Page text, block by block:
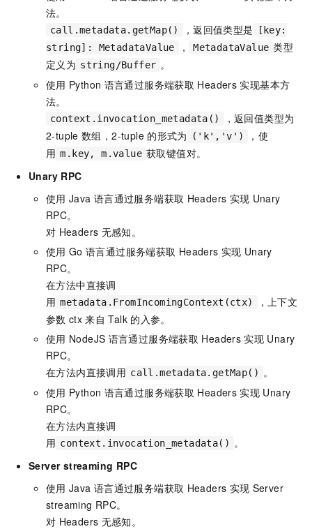
法。
call.metadata.getMap() ，返回值类型是
[key:
string]: MetadataValue
， MetadataValue 类型
定义为 string/Buffer 。
使用 Python 语言通过服务端获取 Headers 实现基本方
法。
context.invocation_metadata()
，返回值类型为
2-tuple 数组，2-tuple 的形式为 ('k','v')
，使
用 m.key, m.value 获取键值对。
Unary RPC
使用 Java 语言通过服务端获取 Headers 实现 Unary
RPC。
对 Headers 无感知。
使用 Go 语言通过服务端获取 Headers 实现 Unary
RPC。
在方法中直接调
用 metadata.FromIncomingContext(ctx)
，上下文
参数 ctx 来自 Talk 的入参。
使用 NodeJS 语言通过服务端获取 Headers 实现 Unary
RPC。
在方法内直接调用 call.metadata.getMap() 。
使用 Python 语言通过服务端获取 Headers 实现 Unary
RPC。
在方法内直接调
用 context.invocation_metadata() 。
Server streaming RPC
使用 Java 语言通过服务端获取 Headers 实现 Server
streaming RPC。
对 Headers 无感知。